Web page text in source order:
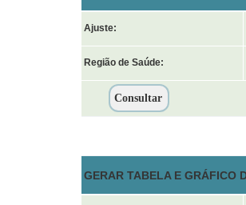
Ajuste:
Região de Saúde:
GERAR TABELA E GRÁFICO